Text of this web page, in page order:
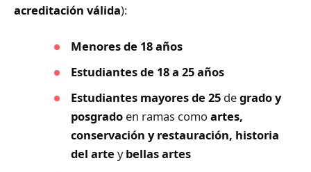
acreditación válida):
Menores de 18 años
Estudiantes de 18 a 25 años
Estudiantes mayores de 25degrado y
posgradoen ramas como artes,
conservación y restauración, historia
del arte ybellas artes